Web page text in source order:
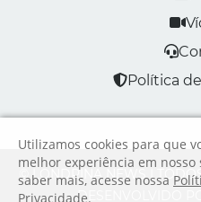
Política
© LONDRINA NEWS |
DESENVOLVIDO
Utilizamos cookies para que
melhor experiência em nosso
saber mais, acesse nossa
Privacidade.